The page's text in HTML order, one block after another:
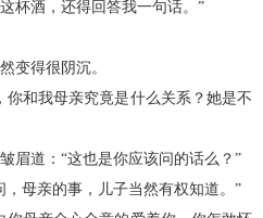
杯酒，还得回答我一句话。”
得很阴沉。
和我母亲究竟是什么关系？她是不
道：“这也是你应该问的话么？”
母亲的事，儿子当然有权知道。”